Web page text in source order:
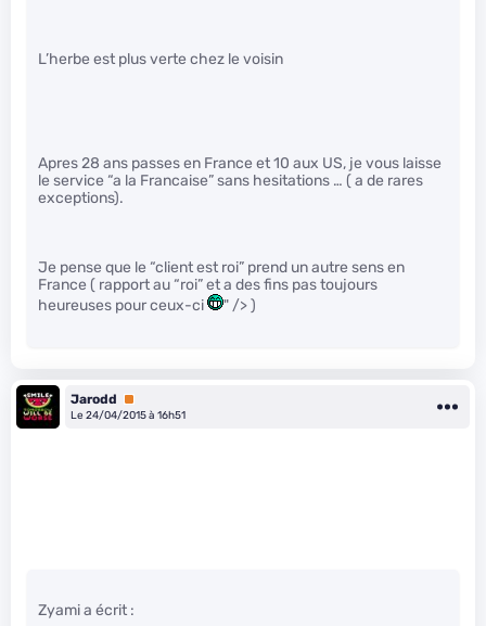
L’herbe est plus verte chez le voisin
Apres 28 ans passes en France et 10 aux US, je vous laisse
le service “a la Francaise” sans hesitations … ( a de rares
exceptions).
Je pense que le “client est roi” prend un autre sens en
France ( rapport au “roi” et a des fins pas toujours
heureuses pour ceux-ci
" /> )
Jarodd
Premium
Le 24/04/2015 à 16h51
Zyami a écrit :